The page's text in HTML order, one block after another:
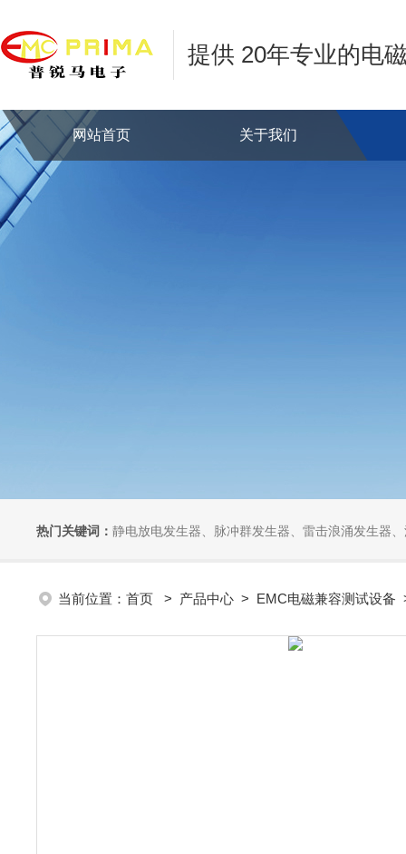
提供 20年专业的电
网站首页 关于我们
热门关键词： 静电放电发生器、脉冲群发生器、雷击浪涌发生器、汽车干扰模拟器、组
当前位置： 首页 > 产品中心 > EMC电磁兼容测试设备